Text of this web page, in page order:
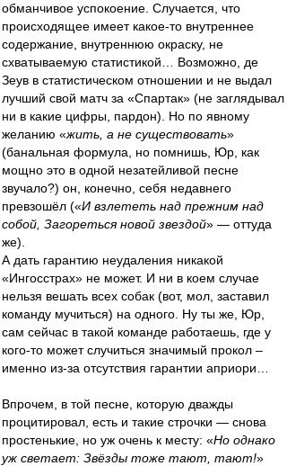
обманчивое успокоение. Случается, что
происходящее имеет какое-то внутреннее
содержание, внутреннюю окраску, не
схватываемую статистикой… Возможно, де
Зеув в статистическом отношении и не выдал
лучший свой матч за «Спартак» (не заглядывал
ни в какие цифры, пардон). Но по явному
желанию «жить, а не существовать»
(банальная формула, но помнишь, Юр, как
мощно это в одной незатейливой песне
звучало?) он, конечно, себя недавнего
превзошёл («И взлететь над прежним над
собой, Загореться новой звездой» — оттуда
же).
А дать гарантию неудаления никакой
«Ингосстрах» не может. И ни в коем случае
нельзя вешать всех собак (вот, мол, заставил
команду мучиться) на одного. Ну ты же, Юр,
сам сейчас в такой команде работаешь, где у
кого-то может случиться значимый прокол –
именно из-за отсутствия гарантии априори…
Впрочем, в той песне, которую дважды
процитировал, есть и такие строчки — снова
простенькие, но уж очень к месту: «Но однако
уж светает: Звёзды тоже тают, тают!»